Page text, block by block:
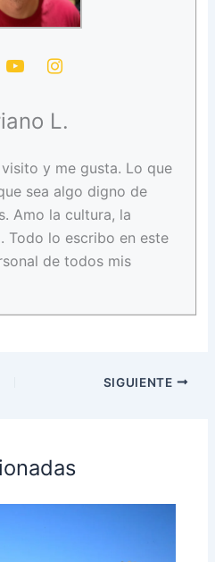
L.
y me gusta. Lo que
sea algo digno de
Amo la cultura, la
Todo lo escribo en este
de todos mis
SIGUIENTE